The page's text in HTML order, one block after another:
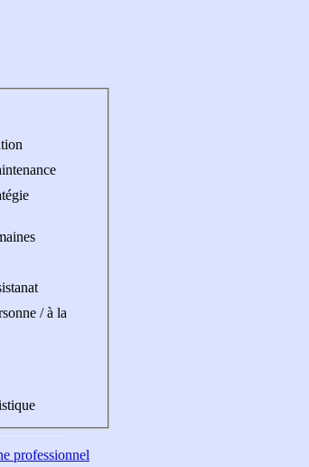
/ à la
professionnel